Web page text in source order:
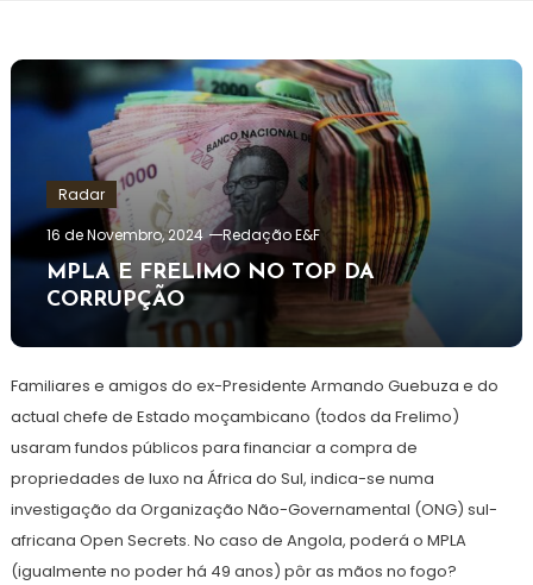
Radar
16 de Novembro, 2024
Redação E&F
MPLA E FRELIMO NO TOP DA
CORRUPÇÃO
Familiares e amigos do ex-Presidente Armando Guebuza e do
actual chefe de Estado moçambicano (todos da Frelimo)
usaram fundos públicos para financiar a compra de
propriedades de luxo na África do Sul, indica-se numa
investigação da Organização Não-Governamental (ONG) sul-
africana Open Secrets. No caso de Angola, poderá o MPLA
(igualmente no poder há 49 anos) pôr as mãos no fogo?